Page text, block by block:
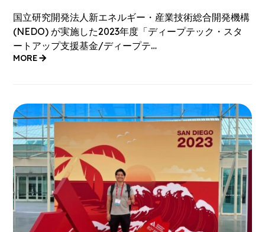
国立研究開発法人新エネルギー・産業技術総合開発機構
(NEDO) が実施した2023年度「ディープテック・スタ
ートアップ支援基金/ディープテ…
MORE